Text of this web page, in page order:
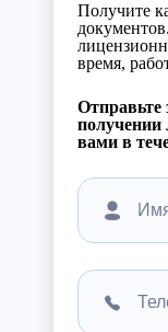
Получите
время,
Отправьте
получении
вами в